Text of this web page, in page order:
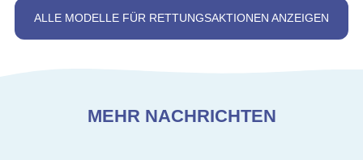
ALLE MODELLE FÜR RETTUNGSAKTIONEN ANZEIGEN
MEHR NACHRICHTEN